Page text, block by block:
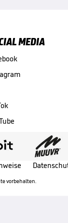
MEDIA
vorbehalten.